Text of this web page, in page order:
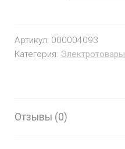
Артикул: 000004093
Категория: Электротовары
Отзывы (0)